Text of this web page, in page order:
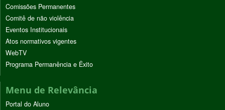
Comissões Permanentes
Comitê de não violência
Eventos Institucionais
Atos normativos vigentes
WebTV
Programa Permanência e Êxito
Menu de Relevância
Portal do Aluno